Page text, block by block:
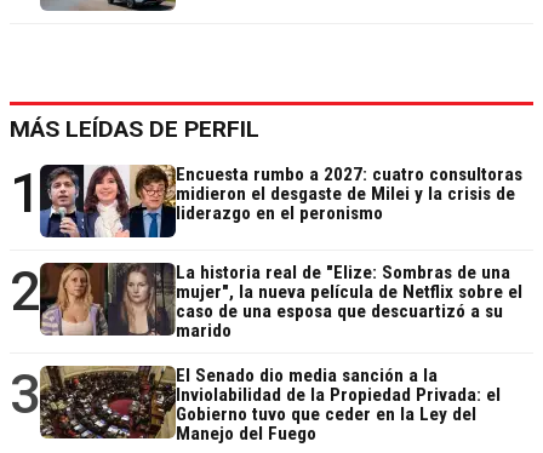
MÁS LEÍDAS DE PERFIL
1
Encuesta rumbo a 2027: cuatro consultoras
midieron el desgaste de Milei y la crisis de
liderazgo en el peronismo
2
La historia real de "Elize: Sombras de una
mujer", la nueva película de Netflix sobre el
caso de una esposa que descuartizó a su
marido
3
El Senado dio media sanción a la
Inviolabilidad de la Propiedad Privada: el
Gobierno tuvo que ceder en la Ley del
Manejo del Fuego